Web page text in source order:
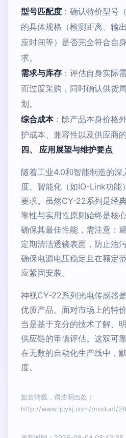
型号匹配度 ：确认特价型号
的具体规格（检测距离、输
应时间等）是否完全符合自
求。
需求与库存 ：评估自身实际
而过度采购，同时确认供货
划。
综合成本：除产品本身价格
护成本、兼容性以及供应商
四、 应用展望与维护要点
随着工业4.0和智能制造的
度、智能化（如IO-Link功能
要求。虽然CY-22系列是经
靠性与实用性原则始终是核
确保其最佳性能，需注意：
定期清洁透镜表面，防止油
确保电源电压稳定且在额定
应紧固安装。
神视CY-22系列光电传感器
优质产品。面对市场上的特
当是基于充分的技术了解、
供应链的审慎评估。这双可
在无数的自动化生产线中，
度。
如若转载，请注明出处：
http://www.ljcykj.com/product/